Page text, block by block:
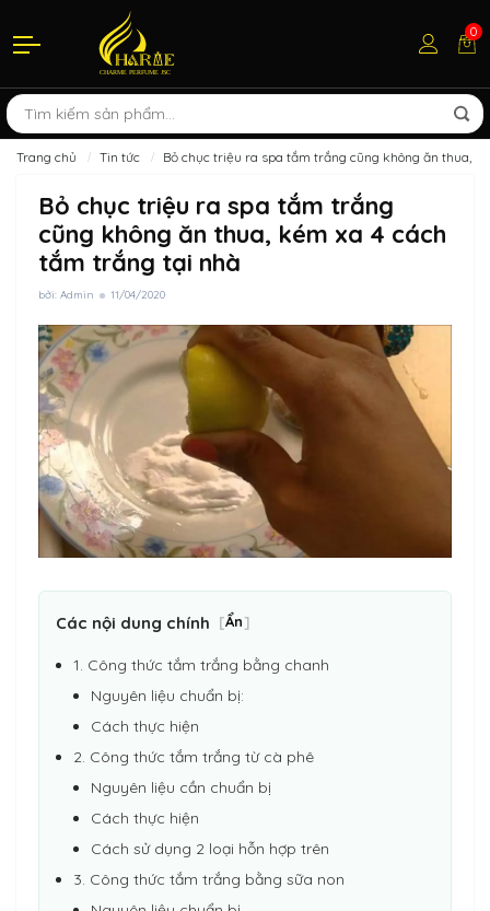
0
Trang chủ Tin tức Bỏ chục triệu ra spa tắm trắng cũng không ăn thua,
Bỏ chục triệu ra spa tắm trắng
cũng không ăn thua, kém xa 4 cách
tắm trắng tại nhà
bởi: Admin 11/04/2020
Các nội dung chính [Ẩn]
1. Công thức tắm trắng bằng chanh
Nguyên liệu chuẩn bị:
Cách thực hiện
2. Công thức tắm trắng từ cà phê
Nguyên liệu cần chuẩn bị
Cách thực hiện
Cách sử dụng 2 loại hỗn hợp trên
3. Công thức tắm trắng bằng sữa non